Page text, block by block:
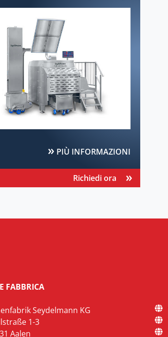
PIÙ INFORMAZIONI
Richiedi ora
FABBRICA
Seydelmann KG
1-3
Aalen